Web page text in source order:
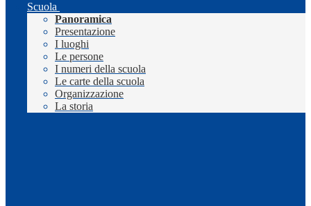
Scuola
Panoramica
Presentazione
I luoghi
Le persone
I numeri della scuola
Le carte della scuola
Organizzazione
La storia